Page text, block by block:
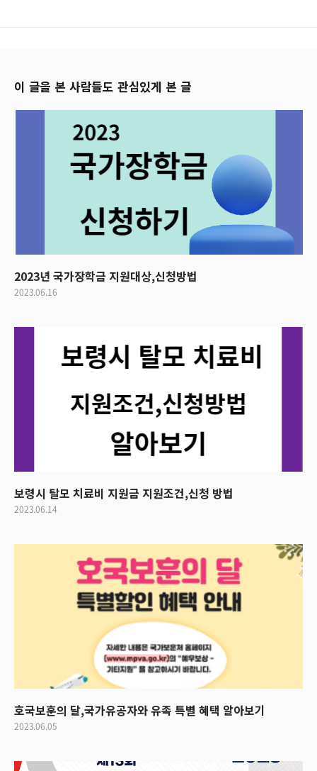
이 글을 본 사람들도 관심있게 본 글
2023년 국가장학금 지원대상,신청방법
2023.06.16
보령시 탈모 치료비 지원금 지원조건,신청 방법
2023.06.14
호국보훈의 달,국가유공자와 유족 특별 혜택 알아보기
2023.06.05